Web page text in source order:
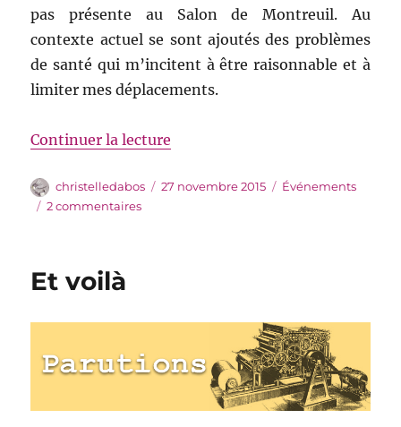
pas présente au Salon de Montreuil. Au
contexte actuel se sont ajoutés des problèmes
de santé qui m’incitent à être raisonnable et à
limiter mes déplacements.
Continuer la lecture
Auteur
christelledabos
Publié
27 novembre 2015 Catégories
Événements
2 commentairessur
Et voilà